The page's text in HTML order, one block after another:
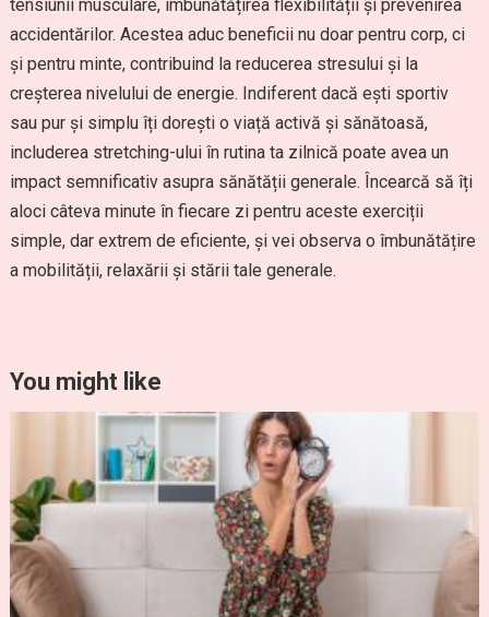
tensiunii musculare, îmbunătățirea flexibilității și prevenirea
accidentărilor. Acestea aduc beneficii nu doar pentru corp, ci
și pentru minte, contribuind la reducerea stresului și la
creșterea nivelului de energie. Indiferent dacă ești sportiv
sau pur și simplu îți dorești o viață activă și sănătoasă,
includerea stretching-ului în rutina ta zilnică poate avea un
impact semnificativ asupra sănătății generale. Încearcă să îți
aloci câteva minute în fiecare zi pentru aceste exerciții
simple, dar extrem de eficiente, și vei observa o îmbunătățire
a mobilității, relaxării și stării tale generale.
You might like